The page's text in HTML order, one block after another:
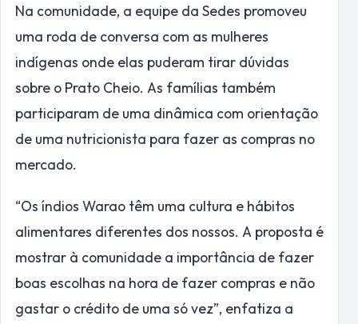
Na comunidade, a equipe da Sedes promoveu
uma roda de conversa com as mulheres
indígenas onde elas puderam tirar dúvidas
sobre o Prato Cheio. As famílias também
participaram de uma dinâmica com orientação
de uma nutricionista para fazer as compras no
mercado.
“Os índios Warao têm uma cultura e hábitos
alimentares diferentes dos nossos. A proposta é
mostrar à comunidade a importância de fazer
boas escolhas na hora de fazer compras e não
gastar o crédito de uma só vez”, enfatiza a